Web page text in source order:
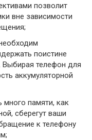
позволит
вне зависимости
поистине
Выбирая телефон для
аккумуляторной
памяти, как
сберегут ваши
к телефону